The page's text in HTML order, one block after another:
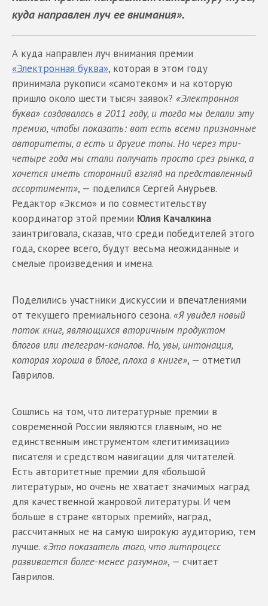
куда направлен луч ее внимания».
А куда направлен луч внимания премии
«Электронная буква», которая в этом году
принимала рукописи «самотеком» и на которую
пришло около шести тысяч заявок? «Электронная
буква» создавалась в 2011 году, и тогда мы делали эту
премию, чтобы показать: вот есть всеми признанные
авторитеты, а есть и другие топы. Но через три-
четыре года мы стали получать просто срез рынка, а
хочется иметь сторонний взгляд на представленный
ассортимент», — поделился Сергей Анурьев.
Редактор «Эксмо» и по совместительству
координатор этой премии Юлия Качалкина
заинтриговала, сказав, что среди победителей этого
года, скорее всего, будут весьма неожиданные и
смелые произведения и имена.
Поделились участники дискуссии и впечатлениями
от текущего премиального сезона. «Я увидел новый
поток книг, являющихся вторичным продуктом
блогов или телеграм-каналов. Но, увы, интонация,
которая хороша в блоге, плоха в книге», — отметил
Гаврилов.
Сошлись на том, что литературные премии в
современной России являются главным, но не
единственным инструментом «легитимизации»
писателя и средством навигации для читателей.
Есть авторитетные премии для «большой
литературы», но очень не хватает значимых наград
для качественной жанровой литературы. И чем
больше в стране «вторых премий», наград,
рассчитанных не на самую широкую аудиторию, тем
лучше. «Это показатель того, что литпроцесс
развивается более-менее разумно», — считает
Гаврилов.